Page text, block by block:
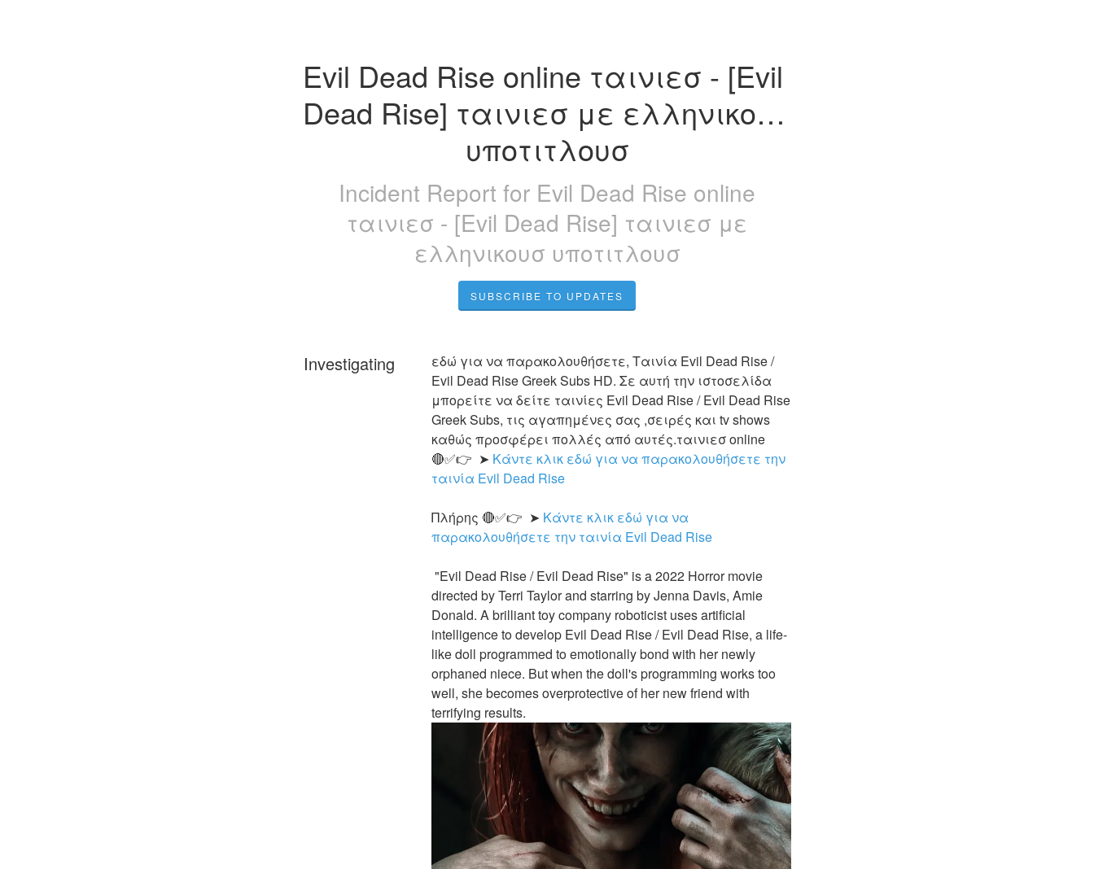
Evil Dead Rise online ταινιεσ - [Evil
Dead Rise] ταινιεσ με ελληνικουσ
υποτιτλουσ
Incident Report for Evil Dead Rise online
ταινιεσ - [Evil Dead Rise] ταινιεσ με
ελληνικουσ υποτιτλουσ
SUBSCRIBE TO UPDATES
Investigating
εδώ για να παρακολουθήσετε, Ταινία Evil Dead Rise /
Evil Dead Rise Greek Subs HD. Σε αυτή την ιστοσελίδα
μπορείτε να δείτε ταινίες Evil Dead Rise / Evil Dead Rise
Greek Subs, τις αγαπημένες σας ,σειρές και tv shows
καθώς προσφέρει πολλές από αυτές.ταινιεσ online
🔴✅👉  ➤ Κάντε κλικ εδώ για να παρακολουθήσετε την
ταινία Evil Dead Rise
Πλήρης 🔴✅👉  ➤ Κάντε κλικ εδώ για να
παρακολουθήσετε την ταινία Evil Dead Rise
directed by Terri Taylor and starring by Jenna Davis, Amie
Donald. A brilliant toy company roboticist uses artificial
intelligence to develop Evil Dead Rise / Evil Dead Rise, a life-
like doll programmed to emotionally bond with her newly
orphaned niece. But when the doll's programming works too
well, she becomes overprotective of her new friend with
terrifying results.